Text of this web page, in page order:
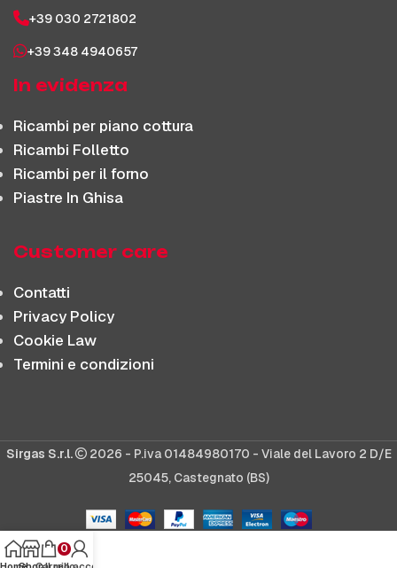
+39 030 2721802
+39 348 4940657
In evidenza
Ricambi per piano cottura
Ricambi Folletto
Ricambi per il forno
Piastre In Ghisa
Customer care
Contatti
Privacy Policy
Cookie Law
Termini e condizioni
Sirgas S.r.l.
2026 - P.iva 01484980170 - Viale del Lavoro 2 D/E
25045, Castegnato (BS)
0